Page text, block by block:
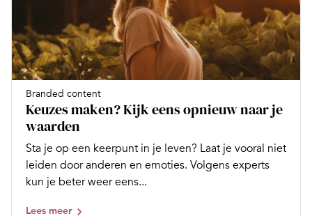
Branded content
Keuzes maken? Kijk eens opnieuw naar je
waarden
Sta je op een keerpunt in je leven? Laat je vooral niet
leiden door anderen en emoties. Volgens experts
kun je beter weer eens...
Lees meer